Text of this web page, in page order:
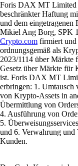
Foris DAX MT Limited
beschränkter Haftung
und dem
Mikiel Ang Borg, SPK
Crypto.com firmiert und
ordnungsgemäß als
2023/1114 über Märkte
Gesetz über Märkte für
ist. Foris DAX MT
erbringen: 1.
von Krypto-Assets in
Übermittlung von
4. Ausführung von
5.
und 6. Verwahrung
Kunden.